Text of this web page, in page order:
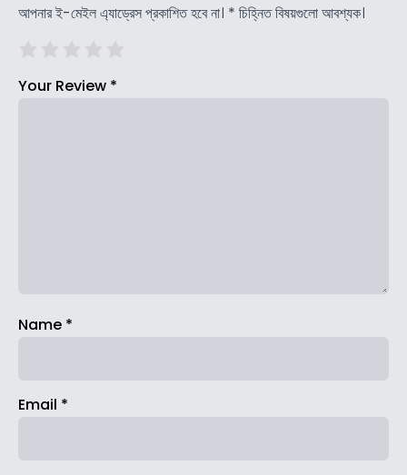
আপনার ই-মেইল এ্যাড্রেস প্রকাশিত হবে না। * চিহ্নিত বিষয়গুলো আবশ্যক।
Your Review *
Name *
Email *